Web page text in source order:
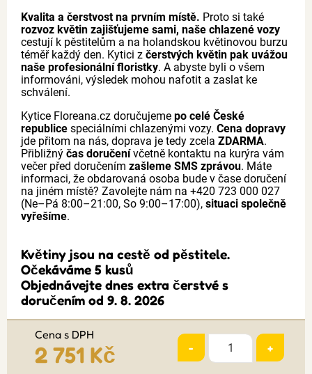
Kvalita a čerstvost na prvním místě. Proto si také
rozvoz květin zajišťujeme sami, naše chlazené vozy
cestují k pěstitelům a na holandskou květinovou burzu
téměř každý den. Kytici z čerstvých květin pak uvážou
naše profesionální floristky. A abyste byli o všem
informováni, výsledek mohou nafotit a zaslat ke
schválení.
Kytice Floreana.cz doručujeme po celé České
republice speciálními chlazenými vozy. Cena dopravy
jde přitom na nás, doprava je tedy zcela ZDARMA.
Přibližný čas doručenívčetně kontaktu na kurýra vám
večer před doručením zašleme SMS zprávou. Máte
informaci, že obdarovaná osoba bude v čase doručení
na jiném místě? Zavolejte nám na +420 723 000 027
(Ne–Pá 8:00–21:00, So 9:00–17:00), situaci společně
vyřešíme.
Květiny jsou na cestě od pěstitele.
Očekáváme 5 kusů
Objednávejte dnes extra čerstvé s
doručením od 9. 8. 2026
Cena s DPH
2 751 Kč - +